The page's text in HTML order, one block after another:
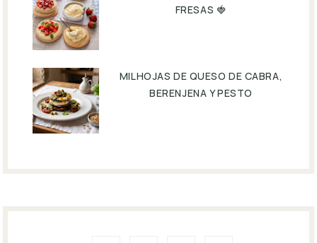
FRESAS 🍓
MILHOJAS DE QUESO DE CABRA,
BERENJENA Y PESTO